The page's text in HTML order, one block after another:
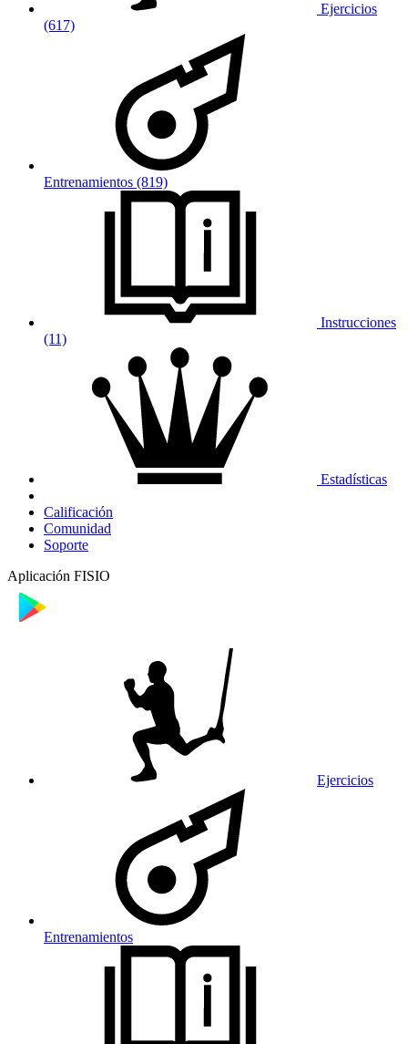
Ejercicios
(617)
Entrenamientos (819)
Instrucciones
(11)
Estadísticas
Calificación
Comunidad
Soporte
Aplicación FISIO
Ejercicios
Entrenamientos